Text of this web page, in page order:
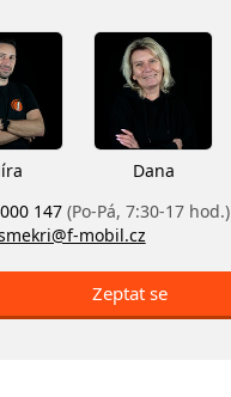
Dana
147 (Po-Pá, 7:30-17 hod.)
mobil.cz
Zeptat se